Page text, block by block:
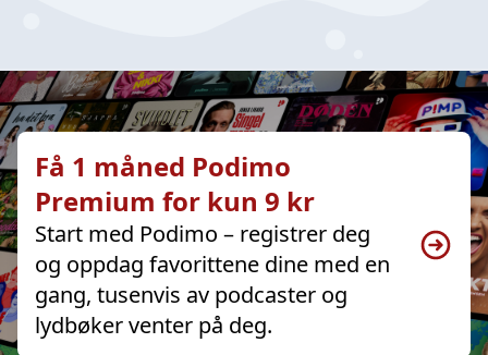
Få 1 måned Podimo
Premium for kun 9 kr
Start med Podimo – registrer deg
og oppdag favorittene dine med en
gang, tusenvis av podcaster og
lydbøker venter på deg.